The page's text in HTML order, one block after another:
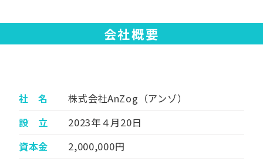
会社概要
社 名
株式会社AnZog（アンゾ）
設 立
2023年４月20日
資本金
2,000,000円